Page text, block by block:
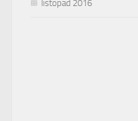
listopad 2016